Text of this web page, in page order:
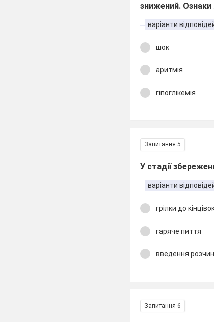
знижений. Ознаки
варіанти
шок
аритмія
гіпоглікемія
Запитання 5
У стадії
варіанти
грілки до
гаряче пиття
введення
Запитання 6